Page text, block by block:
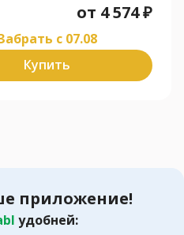
от 4 574₽
c 07.08
Купить
приложение!
удобней: